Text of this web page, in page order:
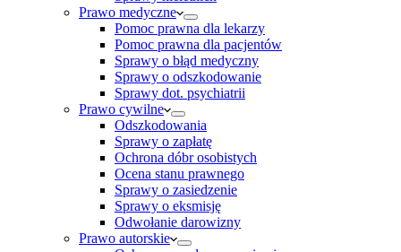
Prawo medyczne
Pomoc prawna dla lekarzy
Pomoc prawna dla pacjentów
Sprawy o błąd medyczny
Sprawy o odszkodowanie
Sprawy dot. psychiatrii
Prawo cywilne
Odszkodowania
Sprawy o zapłatę
Ochrona dóbr osobistych
Ocena stanu prawnego
Sprawy o zasiedzenie
Sprawy o eksmisję
Odwołanie darowizny
Prawo autorskie